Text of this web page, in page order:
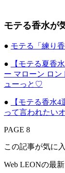
モテる香水が
● モテる「練り
●
【モテる夏香
ー マローン ロ
ューっと♡
●
【モテる香水
って言われたい
PAGE 8
この記事が気に
Web LEONの最